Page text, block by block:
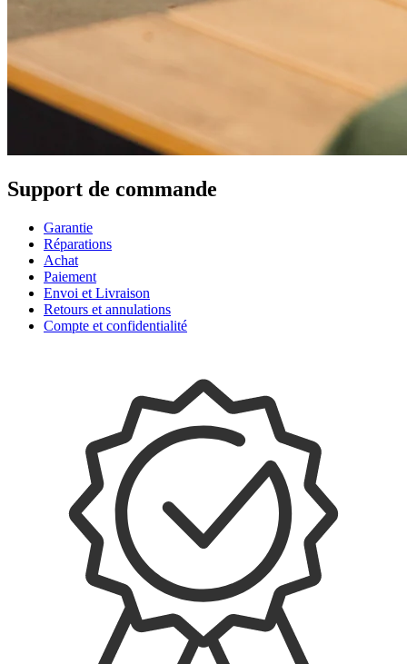
Support de commande
Garantie
Réparations
Achat
Paiement
Envoi et Livraison
Retours et annulations
Compte et confidentialité